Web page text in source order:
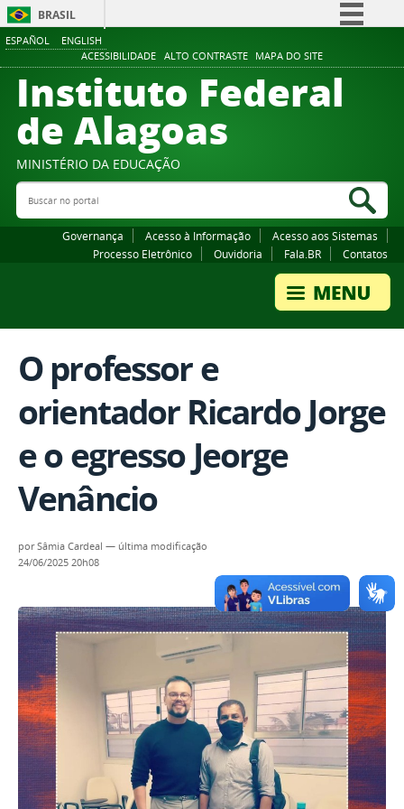
ESPAÑOL ENGLISH
ACESSIBILIDADE ALTO CONTRASTE MAPA DO SITE
BRASIL
Comunica BR
Participe
Canais
Instituto Federal
de Alagoas
MINISTÉRIO DA EDUCAÇÃO
Buscar no portal
Governança Acesso à Informação
Acesso aos Sistemas
Processo Eletrônico
Ouvidoria Fala.BR Contatos
O professor e
orientador Ricardo Jorge
e o egresso Jeorge
Venâncio
porSâmia Cardeal — última modificação
24/06/2025 20h08